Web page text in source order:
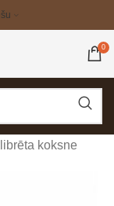
0
koksne